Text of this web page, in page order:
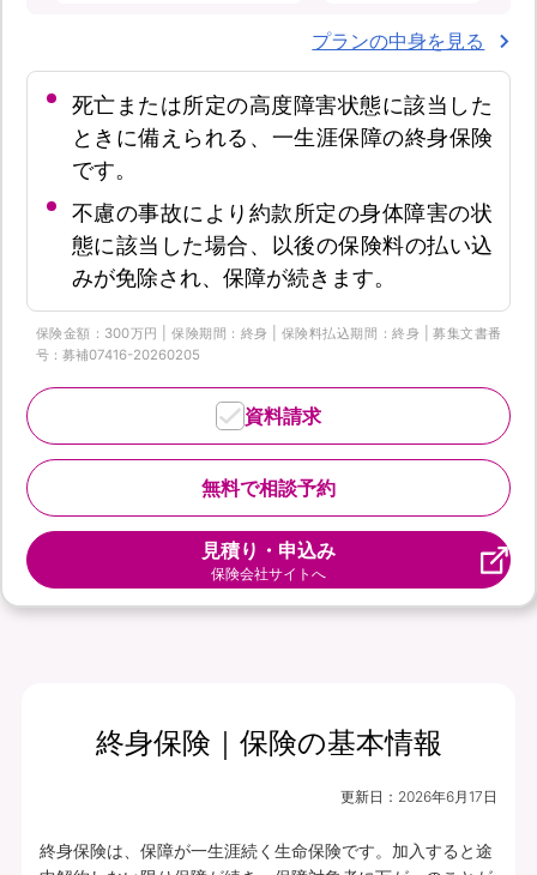
プランの中身を見る
死亡または所定の高度障害状態に該当した
ときに備えられる、一生涯保障の終身保険
です。
不慮の事故により約款所定の身体障害の状
態に該当した場合、以後の保険料の払い込
みが免除され、保障が続きます。
保険金額：300万円 | 保険期間：終身 | 保険料払込期間：終身 | 募集文書番
号：募補07416-20260205
無料で相談予約
資料請求
見積り・申込み
保険会社サイトへ
終身保険｜保険の基本情報
更新日： 2026年6月17日
終身保険は、保障が一生涯続く生命保険です。加入すると途